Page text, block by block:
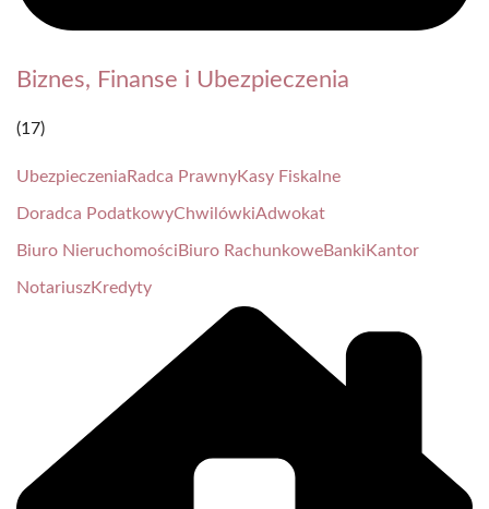
Biznes, Finanse i Ubezpieczenia
(17)
Ubezpieczenia Radca PrawnyKasy Fiskalne
Doradca PodatkowyChwilówkiAdwokat
Biuro Nieruchomości Biuro RachunkoweBanki Kantor
NotariuszKredyty